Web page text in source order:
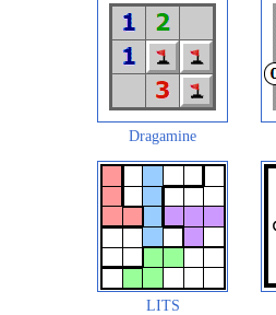
Dragamine
LITS